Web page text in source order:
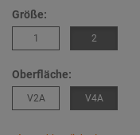
Größe:
1 2
Oberfläche:
V2A V4A